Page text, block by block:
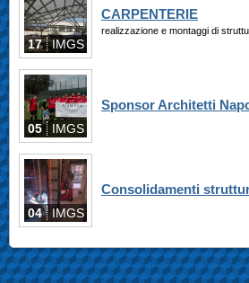
17 IMGS
CARPENTERIE
realizzazione e montaggi di
05 IMGS
Sponsor Architetti
04 IMGS
Consolidamenti